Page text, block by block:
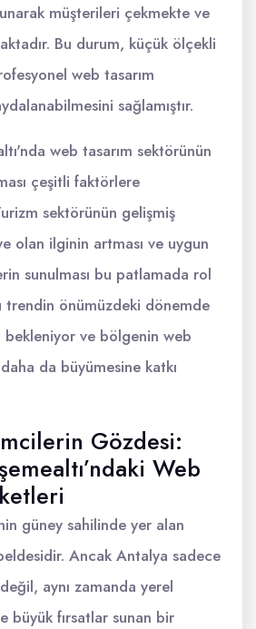
müşterileri çekmekte ve
Bu durum, küçük ölçekli
web tasarım
sağlamıştır.
web tasarım sektörünün
çeşitli faktörlere
sektörünün gelişmiş
olan ilginin artması ve uygun
sunulması bu patlamada rol
trendin önümüzdeki dönemde
ve bölgenin web
da büyümesine katkı
Gözdesi:
Web
güney sahilinde yer alan
Ancak Antalya sadece
aynı zamanda yerel
büyük fırsatlar sunan bir